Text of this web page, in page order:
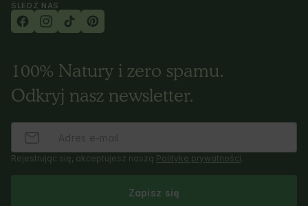
ŚLEDŹ NAS
100% Natury i zero spamu.
Odkryj nasz newsletter.
Rejestrując się, akceptujesz naszą Politykę prywatności.
Zapisz się